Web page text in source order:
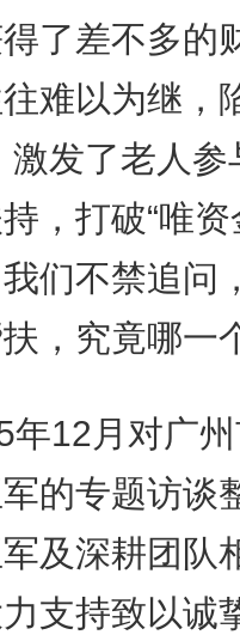
了差不多的
难以为继，
激发了老人
，打破“唯
们不禁追问
，究竟哪一
年12月对广
的专题访谈
及深耕团队
支持致以诚